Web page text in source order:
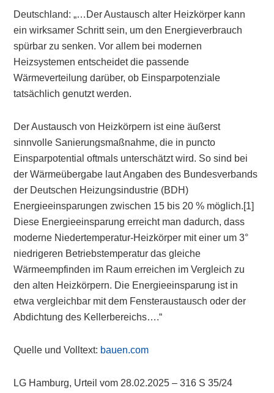
Deutschland: „…Der Austausch alter Heizkörper kann
ein wirksamer Schritt sein, um den Energieverbrauch
spürbar zu senken. Vor allem bei modernen
Heizsystemen entscheidet die passende
Wärmeverteilung darüber, ob Einsparpotenziale
tatsächlich genutzt werden.
Der Austausch von Heizkörpern ist eine äußerst
sinnvolle Sanierungsmaßnahme, die in puncto
Einsparpotential oftmals unterschätzt wird. So sind bei
der Wärmeübergabe laut Angaben des Bundesverbands
der Deutschen Heizungsindustrie (BDH)
Energieeinsparungen zwischen 15 bis 20 % möglich.[1]
Diese Energieeinsparung erreicht man dadurch, dass
moderne Niedertemperatur-Heizkörper mit einer um 3°
niedrigeren Betriebstemperatur das gleiche
Wärmeempfinden im Raum erreichen im Vergleich zu
den alten Heizkörpern. Die Energieeinsparung ist in
etwa vergleichbar mit dem Fensteraustausch oder der
Abdichtung des Kellerbereichs….“
Quelle und Volltext: bauen.com
LG Hamburg, Urteil vom 28.02.2025 – 316 S 35/24